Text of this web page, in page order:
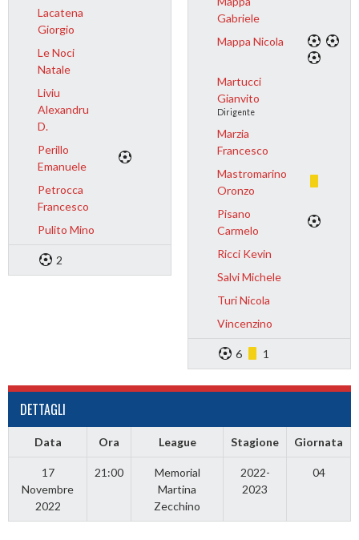
Lacatena
Giorgio
Le Noci
Natale
Liviu
Alexandru
D.
Perillo
Emanuele
Petrocca
Francesco
Pulito Mino
2
Gabriele
Mappa Nicola
Martucci
Gianvito
Dirigente
Marzia
Francesco
Mastromarino
Oronzo
Pisano
Carmelo
Ricci Kevin
Salvi Michele
Turi Nicola
Vincenzino
6 1
DETTAGLI
Data Ora League Stagione Giornata
17
Novembre
2022
21:00
Memorial
Martina
Zecchino
2022-
2023
04